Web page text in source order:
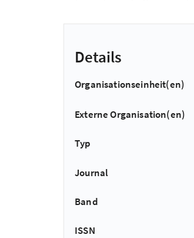
Details
Organisationseinheit(en)
Externe Organisation(en)
Typ
Journal
Band
ISSN